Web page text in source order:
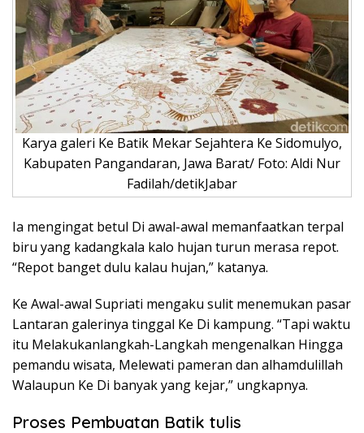
Karya galeri Ke Batik Mekar Sejahtera Ke Sidomulyo,
Kabupaten Pangandaran, Jawa Barat/ Foto: Aldi Nur
Fadilah/detikJabar
Ia mengingat betul Di awal-awal memanfaatkan terpal
biru yang kadangkala kalo hujan turun merasa repot.
“Repot banget dulu kalau hujan,” katanya.
Ke Awal-awal Supriati mengaku sulit menemukan pasar
Lantaran galerinya tinggal Ke Di kampung. “Tapi waktu
itu Melakukanlangkah-Langkah mengenalkan Hingga
pemandu wisata, Melewati pameran dan alhamdulillah
Walaupun Ke Di banyak yang kejar,” ungkapnya.
Proses Pembuatan Batik tulis